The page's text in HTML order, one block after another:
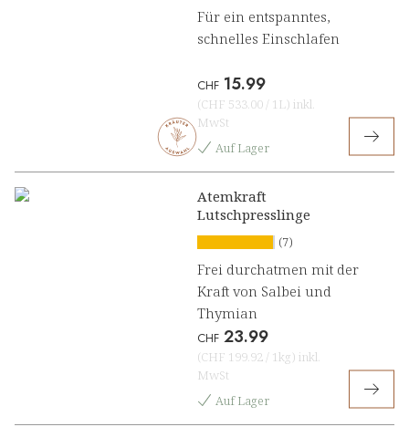
Für ein entspanntes,
schnelles Einschlafen
CHF 15.99
(CHF 533.00 / 1L) inkl.
MwSt
Auf Lager
Atemkraft
Lutschpresslinge
(7)
Frei durchatmen mit der
Kraft von Salbei und
Thymian
CHF 23.99
(CHF 199.92 / 1kg) inkl.
MwSt
Auf Lager